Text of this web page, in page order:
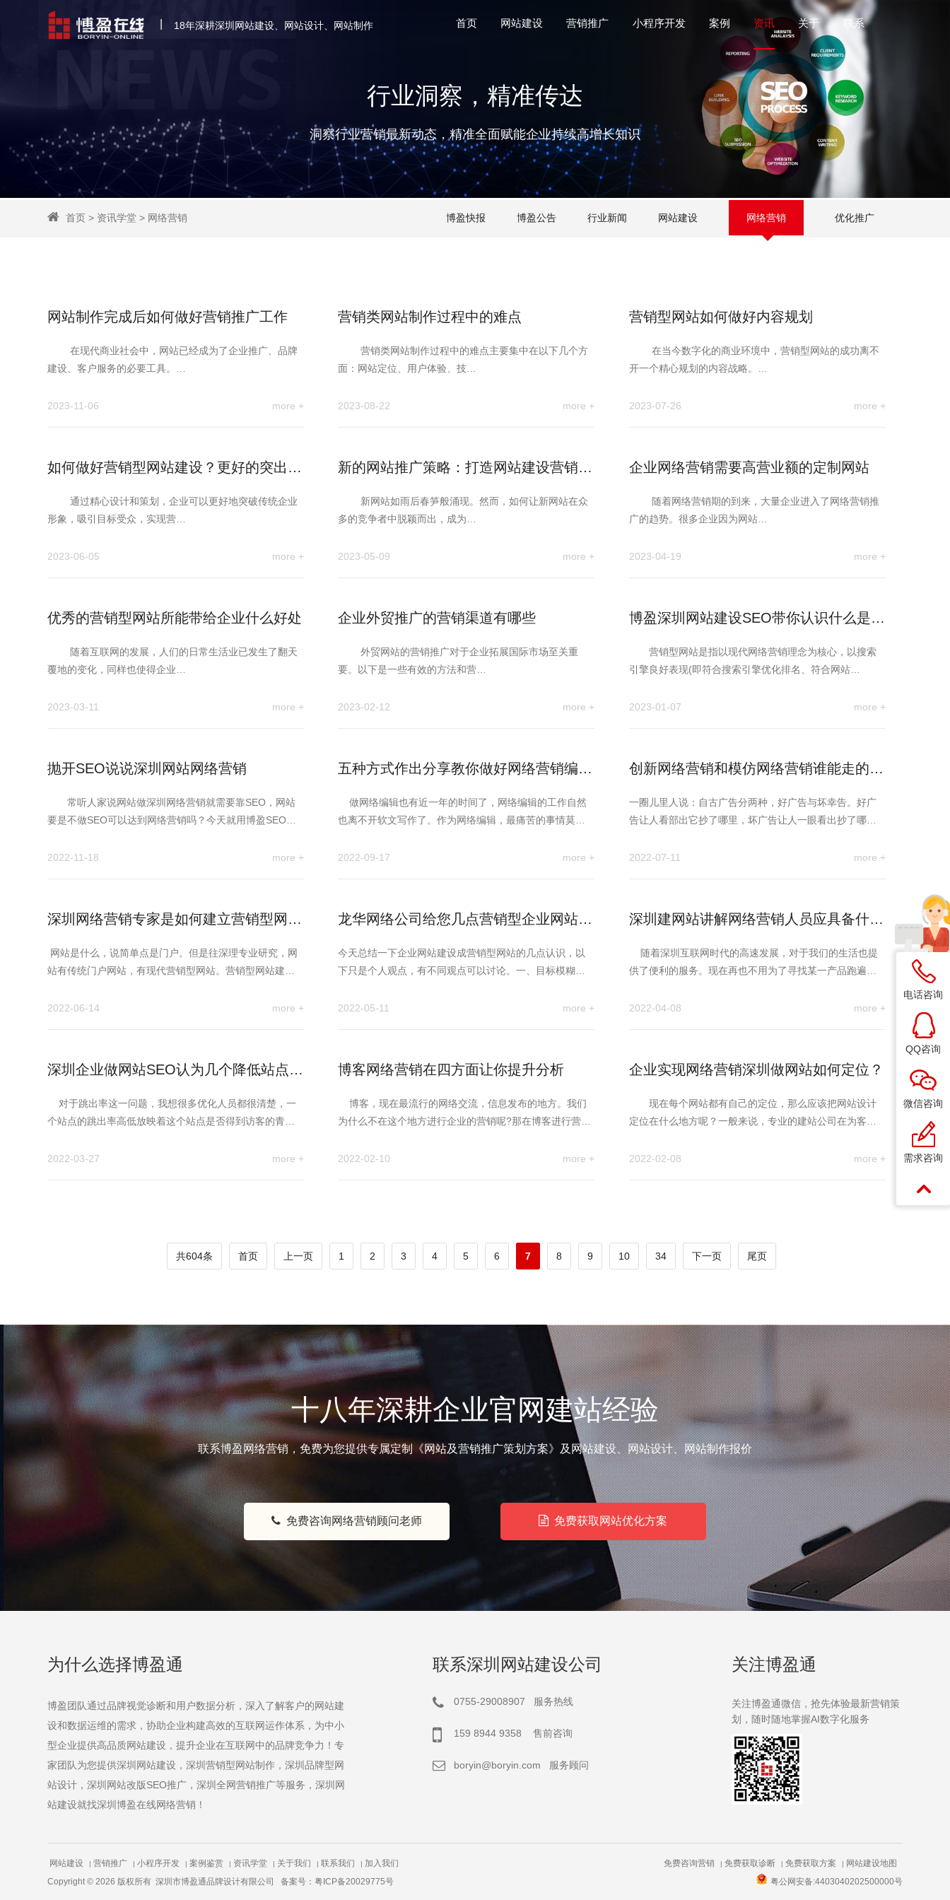
18年深耕深圳网站建设、网站设计、网站制作 首页 网站建设 营销推广 小程序开发 案例 资讯 关于 联系
行业洞察，精准传达
洞察行业营销最新动态，精准全面赋能企业持续高增长知识
首页 > 资讯学堂 > 网络营销 博盈快报 博盈公告 行业新闻 网站建设 网络营销 优化推广
网站制作完成后如何做好营销推广工作
在现代商业社会中，网站已经成为了企业推广、品牌
建设、客户服务的必要工具。…
2023-11-06 more +
营销类网站制作过程中的难点
营销类网站制作过程中的难点主要集中在以下几个方
面：网站定位、用户体验、技…
2023-08-22 more +
营销型网站如何做好内容规划
在当今数字化的商业环境中，营销型网站的成功离不
开一个精心规划的内容战略。…
2023-07-26 more +
如何做好营销型网站建设？更好的突出企
通过精心设计和策划，企业可以更好地突破传统企业
形象，吸引目标受众，实现营…
2023-06-05 more +
新的网站推广策略：打造网站建设营销新
新网站如雨后春笋般涌现。然而，如何让新网站在众
多的竞争者中脱颖而出，成为…
2023-05-09 more +
企业网络营销需要高营业额的定制网站
随着网络营销期的到来，大量企业进入了网络营销推
广的趋势。很多企业因为网站…
2023-04-19 more +
优秀的营销型网站所能带给企业什么好处
随着互联网的发展，人们的日常生活业已发生了翻天
覆地的变化，同样也使得企业…
2023-03-11 more +
企业外贸推广的营销渠道有哪些
外贸网站的营销推广对于企业拓展国际市场至关重
要。以下是一些有效的方法和营…
2023-02-12 more +
博盈深圳网站建设SEO带你认识什么是营
营销型网站是指以现代网络营销理念为核心，以搜索
引擎良好表现(即符合搜索引擎优化排名、符合网站
2023-01-07
more +
抛开SEO说说深圳网站网络营销
常听人家说网站做深圳网络营销就需要靠SEO，网站
要是不做SEO可以达到网络营销吗？今天就用博盈SEO的
2022-11-18
more +
五种方式作出分享教你做好网络营销编辑
做网络编辑也有近一年的时间了，网络编辑的工作自然
也离不开软文写作了。作为网络编辑，最痛苦的事情莫过
2022-09-17
more +
创新网络营销和模仿网络营销谁能走的更
一圈儿里人说：自古广告分两种，好广告与坏幸告。好广
告让人看部出它抄了哪里，坏广告让人一眼看出抄了哪
2022-07-11
more +
深圳网络营销专家是如何建立营销型网站
网站是什么，说简单点是门户。但是往深理专业研究，网
站有传统门户网站，有现代营销型网站。营销型网站建设
2022-06-14
more +
龙华网络公司给您几点营销型企业网站建
今天总结一下企业网站建设成营销型网站的几点认识，以
下只是个人观点，有不同观点可以讨论。一、目标模糊、
2022-05-11
more +
深圳建网站讲解网络营销人员应具备什么
随着深圳互联网时代的高速发展，对于我们的生活也提
供了便利的服务。现在再也不用为了寻找某一产品跑遍大
2022-04-08
more +
深圳企业做网站SEO认为几个降低站点的
对于跳出率这一问题，我想很多优化人员都很清楚，一
个站点的跳出率高低放映着这个站点是否得到访客的青
2022-03-27
more +
博客网络营销在四方面让你提升分析
博客，现在最流行的网络交流，信息发布的地方。我们
为什么不在这个地方进行企业的营销呢?那在博客进行营销
2022-02-10
more +
企业实现网络营销深圳做网站如何定位？
现在每个网站都有自己的定位，那么应该把网站设计
定位在什么地方呢？一般来说，专业的建站公司在为客户
2022-02-08
more +
共604条 首页 上一页 1 2 3 4 5 6 7 8 9 10 34 下一页 尾页
十八年深耕企业官网建站经验
联系博盈网络营销，免费为您提供专属定制《网站及营销推广策划方案》及网站建设、网站设计、网站制作报价
免费咨询网络营销顾问老师 免费获取网站优化方案
为什么选择博盈通
博盈团队通过品牌视觉诊断和用户数据分析，深入了解客户的网站建
设和数据运维的需求，协助企业构建高效的互联网运作体系，为中小
型企业提供高品质网站建设，提升企业在互联网中的品牌竞争力！专
家团队为您提供深圳网站建设 ，深圳营销型网站制作 ，深圳品牌型网
站设计 ，深圳网站改版SEO推广 ，深圳全网营销推广等服务，深圳网
站建设就找深圳博盈在线网络营销！
联系深圳网站建设公司
0755-29008907 服务热线
159 8944 9358 售前咨询
boryin@boryin.com 服务顾问
关注博盈通
关注博盈通微信，抢先体验最新营销策
划，随时随地掌握AI数字化服务
网站建设 | 营销推广 | 小程序开发 | 案例鉴赏 | 资讯学堂 | 关于我们 | 联系我们 | 加入我们
Copyright © 2026 版权所有深圳市博盈通品牌设计有限公司 备案号：粤ICP备20029775号
免费咨询营销 | 免费获取诊断 | 免费获取方案 | 网站建设地图
粤公网安备:4403040202500000号
电话咨询
QQ咨询
微信咨询
需求咨询